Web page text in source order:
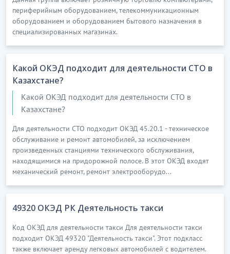
стоматологиялық орта медициналық
қызметкерлердің қызметікірмейді(86.90.0
қараңыз)
ҚР ЭҚЖЖ-нің 86.9 тобы - денсаулық
сақтау саласындағы өзге де қызмет
ҚР ЭҚЖЖ-нің 86.90 класы- денсаулық сақтау
саласындағы өзге де қызмет
86.90.1- Сот-медициналық сараптамалар мен
зерттеулерді жүргізу жөніндегі қызмет
әкімшілік құқық бұзушылық туралы істердің
материалдары бойынша сот-медициналық
периферийным оборудованием, телекоммуникационным
оборудованием и оборудованием бытового назначения в
специализированных магазинах.
Какой ОКЭД подходит для деятельности СТО в
Казахстане?
Какой ОКЭД подходит для деятельности СТО в
Казахстане?
Для деятельности СТО подходит ОКЭД 45.20.1 - техническое
обслуживание и ремонт автомобилей, за исключением
произведенных станциями технического обслуживания,
находящимися на придорожной полосе. В этот ОКЭД входят
механический ремонт, ремонт электрооборудо...
49320 ОКЭД РК Деятельность такси
Код ОКЭД для деятельности такси Для деятельности такси
подходит ОКЭД 49320 "Деятельность такси". Этот подкласс
также включает аренду легковых автомобилей с водителем.